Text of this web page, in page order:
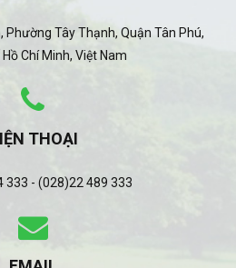
Tây Thạnh, Quận Tân Phú,
Chí Minh, Việt Nam
THOẠI
333 - (028)22 489 333